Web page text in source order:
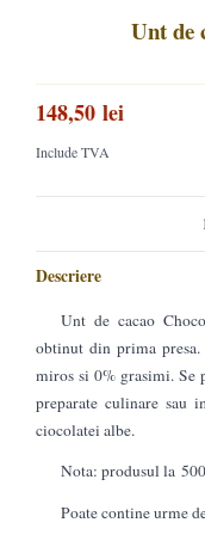
Unt de
148,50 lei
Include TVA
Descriere
Unt de cacao
obtinut din prima
miros si 0% grasimi. Se
preparate culinare sau
ciocolatei albe.
Nota: produsul la
Poate contine urme